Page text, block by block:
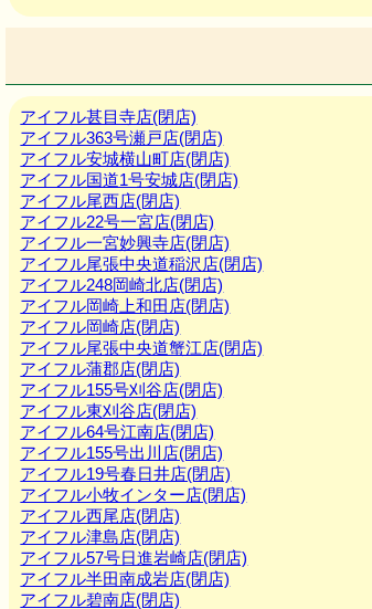
アイフル甚目寺店(閉店)
アイフル363号瀬戸店(閉店)
アイフル安城横山町店(閉店)
アイフル国道1号安城店(閉店)
アイフル尾西店(閉店)
アイフル22号一宮店(閉店)
アイフル一宮妙興寺店(閉店)
アイフル尾張中央道稲沢店(閉店)
アイフル248岡崎北店(閉店)
アイフル岡崎上和田店(閉店)
アイフル岡崎店(閉店)
アイフル尾張中央道蟹江店(閉店)
アイフル蒲郡店(閉店)
アイフル155号刈谷店(閉店)
アイフル東刈谷店(閉店)
アイフル64号江南店(閉店)
アイフル155号出川店(閉店)
アイフル19号春日井店(閉店)
アイフル小牧インター店(閉店)
アイフル西尾店(閉店)
アイフル津島店(閉店)
アイフル57号日進岩崎店(閉店)
アイフル半田南成岩店(閉店)
アイフル碧南店(閉店)